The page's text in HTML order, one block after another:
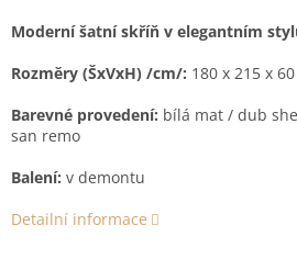
Moderní šatní skříň v elegantním
Rozměry (ŠxVxH) /cm/: 180 x 215 x 60
Barevné provedení: bílá mat / dub
san remo
Balení: v demontu
Detailní informace